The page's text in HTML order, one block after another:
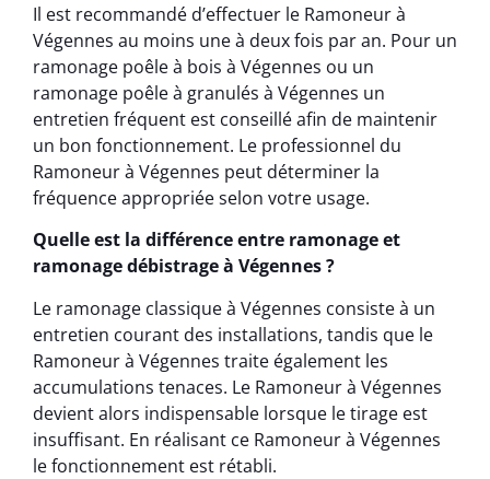
Il est recommandé d’effectuer le Ramoneur à
Végennes au moins une à deux fois par an. Pour un
ramonage poêle à bois à Végennes ou un
ramonage poêle à granulés à Végennes un
entretien fréquent est conseillé afin de maintenir
un bon fonctionnement. Le professionnel du
Ramoneur à Végennes peut déterminer la
fréquence appropriée selon votre usage.
Quelle est la différence entre ramonage et
ramonage débistrage à Végennes ?
Le ramonage classique à Végennes consiste à un
entretien courant des installations, tandis que le
Ramoneur à Végennes traite également les
accumulations tenaces. Le Ramoneur à Végennes
devient alors indispensable lorsque le tirage est
insuffisant. En réalisant ce Ramoneur à Végennes
le fonctionnement est rétabli.